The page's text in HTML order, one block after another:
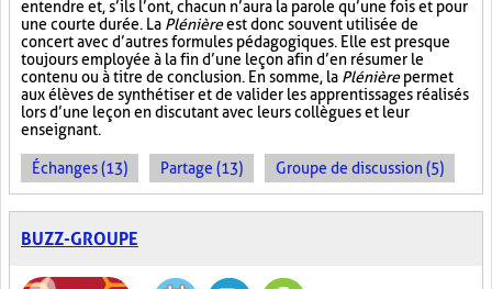
entendre et, s’ils l’ont, chacun n’aura la parole qu’une fois et pour
une courte durée. La Plénièreest donc souvent utilisée de
concert avec d’autres formules pédagogiques. Elle est presque
toujours employée à la fin d’une leçon afin d’en résumer le
contenu ou à titre de conclusion. En somme, la Plénièrepermet
aux élèves de synthétiser et de valider les apprentissages réalisés
lors d’une leçon en discutant avec leurs collègues et leur
enseignant.
Échanges (13) Partage (13) Groupe de discussion (5)
BUZZ-GROUPE